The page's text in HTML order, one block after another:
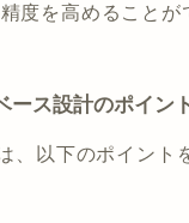
度を高めることが
ース設計のポイン
、以下のポイント